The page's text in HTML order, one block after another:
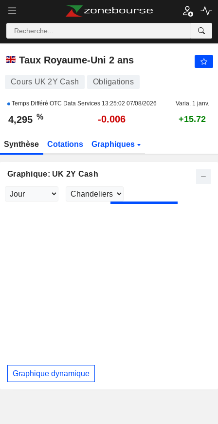
UK 2Y CASH
Taux Royaume-Uni 2 ans
Cours UK 2Y Cash Obligations
Temps Différé OTC Data Services 13:25:02 07/08/2026 Varia. 1 janv.
4,295 % -0.006 +15.72
Synthèse Cotations Graphiques
Graphique: UK 2Y Cash
Graphique dynamique